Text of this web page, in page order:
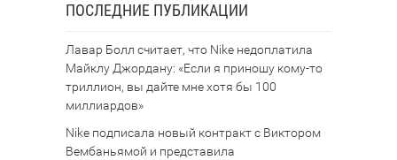
ПОСЛЕДНИЕ ПУБЛИКАЦИИ
Лавар Болл считает, что Nike недоплатила
Майклу Джордану: «Если я приношу кому-то
триллион, вы дайте мне хотя бы 100
миллиардов»
Nike подписала новый контракт с Виктором
Вембаньямой и представила